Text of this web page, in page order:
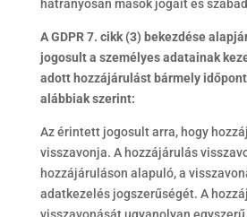
hátrányosan mások jogait és
A GDPR 7. cikk (3) bekezdése
jogosult a személyes adatainak
adott hozzájárulást bármely
alábbiak szerint:
Az érintett jogosult arra, hogy
visszavonja. A hozzájárulás
hozzájáruláson alapuló, a
adatkezelés jogszerűségét. A